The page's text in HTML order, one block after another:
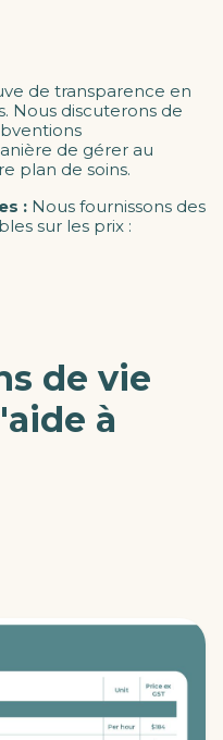
de transparence en
Nous discuterons de
de gérer au
plan de soins.
: Nous fournissons des
sur les prix :
de vie
à